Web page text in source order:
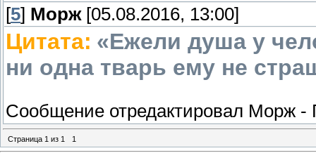
[5] Морж[05.08.2016, 13:00]
Цитата: «Ежели душа у
ни одна тварь ему не
Сообщение отредактировал Морж -
Страница 1 из 1 1